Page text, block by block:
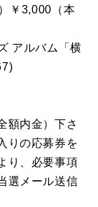
￥3,000（本
アルバム「横
額内金）下さ
りの応募券を
り、必要事項
選メール送信